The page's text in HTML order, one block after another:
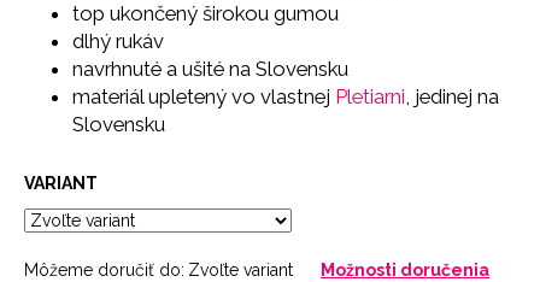
top ukončený širokou gumou
dlhý rukáv
navrhnuté a ušité na Slovensku
materiál upletený vo vlastnej Pletiarni, jedinej na
Slovensku
VARIANT
Môžeme doručiť do: Zvoľte variant Možnosti doručenia
NOHAVIČKY
SKIN
18